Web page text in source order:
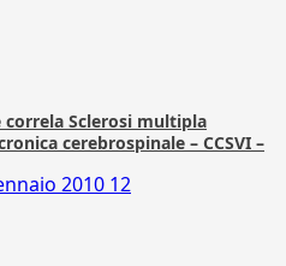
correla Sclerosi multipla
cerebrospinale – CCSVI –
2010 12